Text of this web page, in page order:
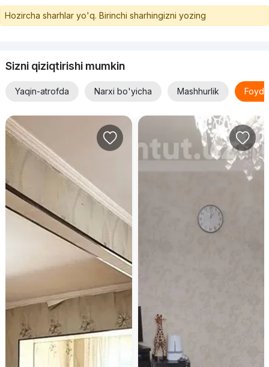
Hozircha sharhlar yo'q. Birinchi sharhingizni yozing
Sizni qiziqtirishi mumkin
Yaqin-atrofda Narxi bo'yicha Mashhurlik